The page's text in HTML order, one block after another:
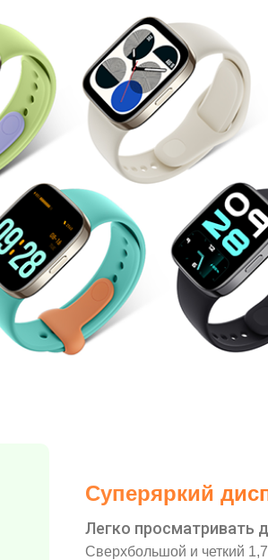
Суперяркий
Легко просматривать
Сверхбольшой и четкий